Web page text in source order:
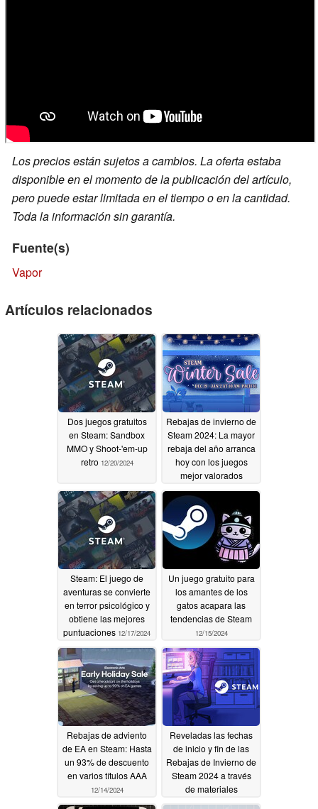
Los precios están sujetos a cambios. La oferta estaba
disponible en el momento de la publicación del artículo,
pero puede estar limitada en el tiempo o en la cantidad.
Toda la información sin garantía.
Fuente(s)
Vapor
Artículos relacionados
Dos juegos gratuitos
en Steam: Sandbox
MMO y Shoot-'em-up
retro 12/20/2024
Rebajas de invierno de
Steam 2024: La mayor
rebaja del año arranca
hoy con los juegos
mejor valorados
12/20/2024
Steam: El juego de
aventuras se convierte
en terror psicológico y
obtiene las mejores
puntuaciones 12/17/2024
Un juego gratuito para
los amantes de los
gatos acapara las
tendencias de Steam
12/15/2024
Rebajas de adviento
de EA en Steam: Hasta
un 93% de descuento
en varios títulos AAA
12/14/2024
Reveladas las fechas
de inicio y fin de las
Rebajas de Invierno de
Steam 2024 a través
de materiales
promocionales filtrados